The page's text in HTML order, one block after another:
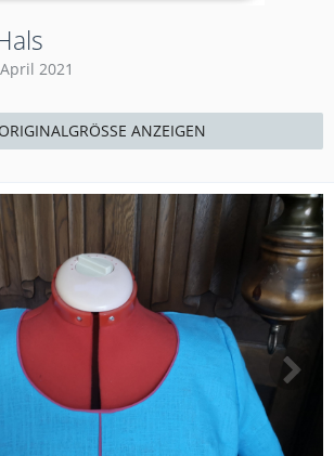
2021
ORIGINALGRÖSSE ANZEIGEN